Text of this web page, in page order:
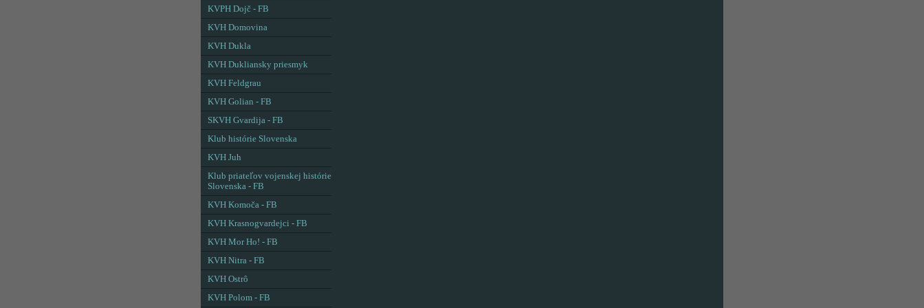
KVPH Dojč - FB
KVH Domovina
KVH Dukla
KVH Dukliansky priesmyk
KVH Feldgrau
KVH Golian - FB
SKVH Gvardija - FB
Klub histórie Slovenska
KVH Juh
Klub priateľov vojenskej histórie
Slovenska - FB
KVH Komoča - FB
KVH Krasnogvardejci - FB
KVH Mor Ho! - FB
KVH Nitra - FB
KVH Ostrô
KVH Polom - FB